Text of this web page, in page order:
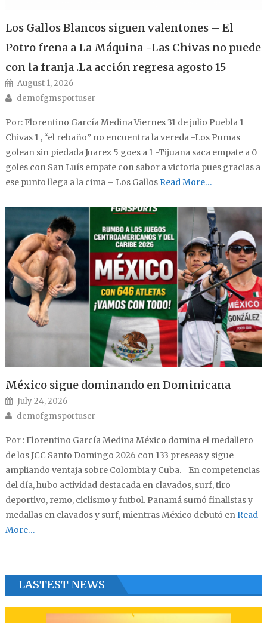
Los Gallos Blancos siguen valentones – El
Potro frena a La Máquina -Las Chivas no puede
con la franja .La acción regresa agosto 15
Posted on
August 1, 2026
Author
demofgmsportuser
Por: Florentino García Medina Viernes 31 de julio Puebla 1
Chivas 1 , “el rebaño” no encuentra la vereda -Los Pumas
golean sin piedada Juarez 5 goes a 1 -Tijuana saca empate a 0
goles con San Luís empate con sabor a victoria pues gracias a
ese punto llega a la cima – Los GallosRead More…
México sigue dominando en Dominicana
Posted on
July 24, 2026
Author
demofgmsportuser
Por : Florentino García Medina México domina el medallero
de los JCC Santo Domingo 2026 con 133 preseas y sigue
ampliando ventaja sobre Colombia y Cuba. En competencias
del día, hubo actividad destacada en clavados, surf, tiro
deportivo, remo, ciclismo y futbol. Panamá sumó finalistas y
medallas en clavados y surf, mientras México debutó enRead
More…
LASTEST NEWS